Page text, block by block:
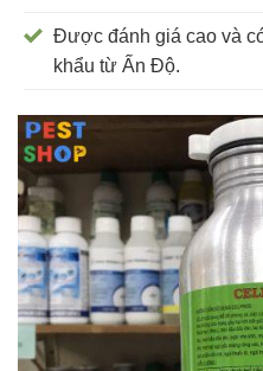
Được đánh giá cao và
khẩu từ Ấn Độ.